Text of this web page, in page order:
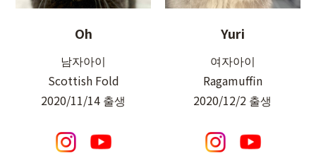
Oh
남자아이
Scottish Fold
2020/11/14 출생
Yuri
여자아이
Ragamuffin
2020/12/2 출생